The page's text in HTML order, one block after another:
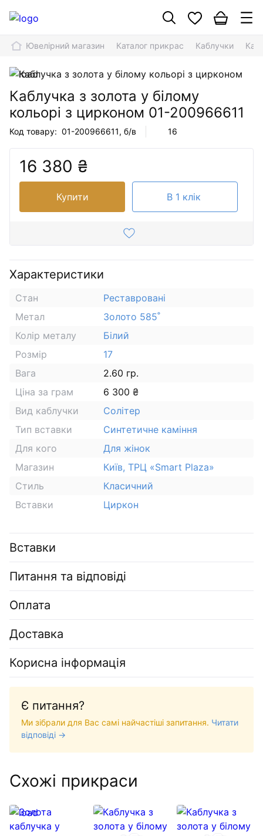
Ювелірний магазин Каталог прикрас Каблучки
Каблучка з золота у білому
кольорі з цирконом 01-200966611
Код товару: 01-200966611, б/в 16
16 380 ₴
Купити В 1 клік
Характеристики
Стан
Реставровані
Метал
Золото 585˚
Колір металу
Білий
Розмір
17
Вага
2.60 гр.
Ціна за грам
6 300 ₴
Вид каблучки
Солітер
Тип вставки
Синтетичне каміння
Для кого
Для жінок
Магазин
Київ, ТРЦ «Smart Plaza»
Стиль
Класичний
Вставки
Циркон
Вставки
Питання та відповіді
Оплата
Доставка
Корисна інформація
Є питання?
Ми зібрали для Вас самі найчастіші запитання. Читати
відповіді →
Схожі прикраси